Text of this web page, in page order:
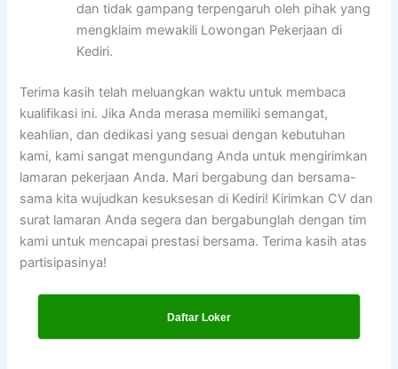
dan tidak gampang terpengaruh oleh pihak yang
mengklaim mewakili Lowongan Pekerjaan di
Kediri.
Terima kasih telah meluangkan waktu untuk membaca
kualifikasi ini. Jika Anda merasa memiliki semangat,
keahlian, dan dedikasi yang sesuai dengan kebutuhan
kami, kami sangat mengundang Anda untuk mengirimkan
lamaran pekerjaan Anda. Mari bergabung dan bersama-
sama kita wujudkan kesuksesan di Kediri! Kirimkan CV dan
surat lamaran Anda segera dan bergabunglah dengan tim
kami untuk mencapai prestasi bersama. Terima kasih atas
partisipasinya!
Daftar Loker